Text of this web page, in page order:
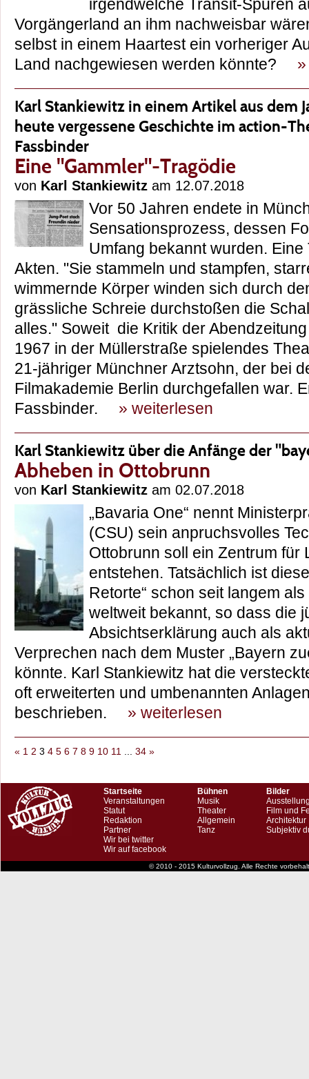
irgendwelche Transit-Spuren
Vorgängerland an ihm nachweisbar
selbst in einem Haartest ein vorheriger
Land nachgewiesen werden könnte?
Karl Stankiewitz in einem Artikel aus dem
heute vergessene Geschichte im action-
Fassbinder
Eine "Gammler"-Tragödie
von Karl Stankiewitz am 12.07.2018
Vor 50 Jahren endete in
Sensationsprozess, dessen
Umfang bekannt wurden.
Akten. "Sie stammeln und stampfen,
wimmernde Körper winden sich durch
grässliche Schreie durchstoßen die
alles." Soweit die Kritik der
1967 in der Müllerstraße spielendes
21-jähriger Münchner Arztsohn, der bei
Filmakademie Berlin durchgefallen war.
Fassbinder. » weiterlesen
Karl Stankiewitz über die Anfänge der
Abheben in Ottobrunn
von Karl Stankiewitz am 02.07.2018
„Bavaria One“ nennt
(CSU) sein anpruchsvolles
Ottobrunn soll ein Zentrum für
entstehen. Tatsächlich ist
Retorte“ schon seit langem
weltweit bekannt, so dass die
Absichtserklärung auch als
Verprechen nach dem Muster „Bayern
könnte. Karl Stankiewitz hat die
oft erweiterten und umbenannten
beschrieben. » weiterlesen
« 1 2 3 4 5 6 7 8 9 10 11 ... 34 »
Startseite
Veranstaltungen
Statut
Redaktion
Partner
Wir bei twitter
Wir auf facebook
Bühnen
Musik
Theater
Allgemein
Tanz
Bilder
Film und
Architektur
Subjektiv
© 2010 - 2015 Kulturvollzug. Alle Rechte